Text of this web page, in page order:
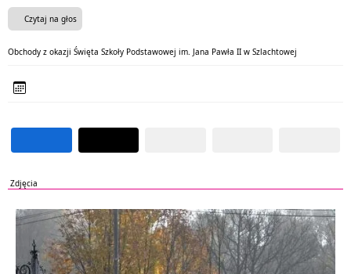
Czytaj na głos
Obchody z okazji Święta Szkoły Podstawowej im. Jana Pawła II w Szlachtowej
Zdjęcia